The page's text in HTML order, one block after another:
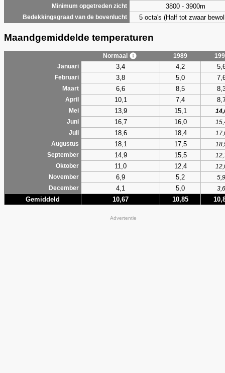
Minimum opgetreden zicht 3800 - 3900m
Bedekkingsgraad van de bovenlucht 5 octa's (Half tot zwaar
Maandgemiddelde temperaturen
Normaal 1989
Januari
3,4 4,2
Februari 3,8 5,0
Maart 6,6 8,5
April 10,1 7,4
Mei 13,9 15,1
Juni
16,7 16,0
Juli
18,6 18,4
Augustus
18,1 17,5
September
14,9 15,5
Oktober
11,0 12,4
November
6,9 5,2
5,9
December
4,1 5,0 3,6
Gemiddeld 10,67 10,85
Advertentie